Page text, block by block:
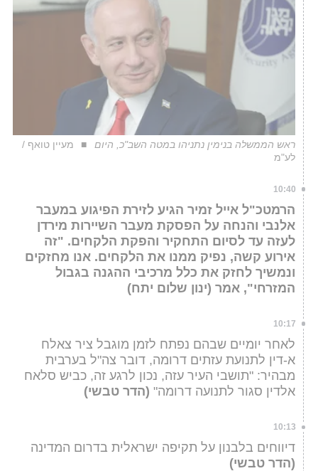
ראש הממשלה בנימין נתניהו במטה השב"כ, היום
מעיין טואף /
לע"מ
10:40
הרמטכ"ל אייל זמיר הגיע לזירת הפיגוע במעבר
אלנבי והנחה על הפסקת מעבר השיירות מירדן
לעזה עד לסיום התחקיר והפקת הלקחים. "זה
אירוע קשה, נפיק ממנו את הלקחים. אנו מחזקים
ונמשיך לחזק את כלל מרכיבי ההגנה בגבול
המזרחי", אמר (ינון שלום יתח)
10:17
לאחר יומיים שבהם נפתח לזמן מוגבל ציר צאלח
א-דין לתנועת עזתים דרומה, דובר צה"ל בערבית
מבהיר: "תושבי העיר עזה, נכון לרגע זה, כביש סלאח
אלדין סגור לתנועה דרומה" (הדר טבשי)
10:13
דיווחים בלבנון על תקיפה ישראלית בדרום המדינה
(הדר טבשי)